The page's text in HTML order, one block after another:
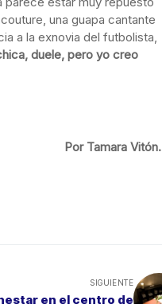
una guapa cantante
a la exnovia del futbolista,
duele, pero yo creo
Por Tamara Vitón.
SIGUIENTE
en el centro de